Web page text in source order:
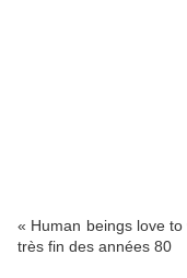
« Human beings love
très fin des années 80